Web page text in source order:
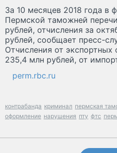
За 10 месяцев 2018 года в
Пермской таможней
рублей, отчисления за
рублей, сообщает пресс-
Отчисления от экспортных
235,4 млн рублей, от
perm.rbc.ru
контрабанда криминал пермская
оформление нарушения пту фтс